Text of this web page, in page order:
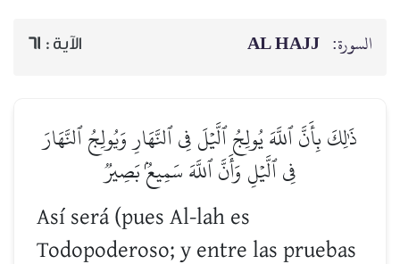
السورة: AL HAJJ الآية : 61
ذَٰلِكَ بِأَنَّ ٱللَّهَ يُولِجُ ٱلَّيۡلَ فِي ٱلنَّهَارِ وَيُولِجُ ٱلنَّهَارَ
فِي ٱلَّيۡلِ وَأَنَّ ٱللَّهَ سَمِيعُۢ بَصِيرٞ
Así será (pues Al-lah es
Todopoderoso; y entre las pruebas